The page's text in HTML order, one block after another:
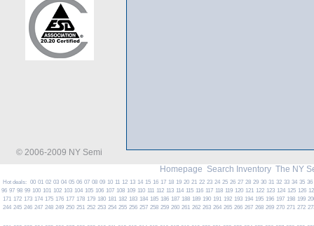
© 2006-2009 NY Semi
Homepage Search Inventory The NY
Hot deals: 00 01 02 03 04 05 06 07 08 09 10 11 12 13 14 15 16 17 18 19 20 21 22 23 24 25 26 27 28 29 30 31 32 33 34 35 36
96 97 98 99 100 101 102 103 104 105 106 107 108 109 110 111 112 113 114 115 116 117 118 119 120 121 122 123 124 125 126
171 172 173 174 175 176 177 178 179 180 181 182 183 184 185 186 187 188 189 190 191 192 193 194 195 196 197 198 199
244 245 246 247 248 249 250 251 252 253 254 255 256 257 258 259 260 261 262 263 264 265 266 267 268 269 270 271 272